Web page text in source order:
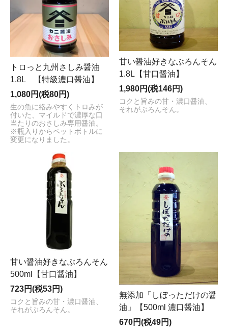
トロっと九州さしみ醤油
1.8L 【特級濃口醤油】
1,080円(税80円)
生の魚に絡みやすくトロみが
付いた、マイルドで濃厚な口
当たりのおさしみ専用醤油。
※瓶入りからペットボトルに
変更になりました。
甘い醤油好きなぶろんそん
1.8L【甘口醤油】
1,980円(税146円)
コクと旨みの甘・濃口醤油、
それがぶろんそん。
甘い醤油好きなぶろんそん
500ml【甘口醤油】
723円(税53円)
コクと旨みの甘・濃口醤油、
それがぶろんそん。
無添加「しぼっただけの醤
油」【500ml 濃口醤油】
670円(税49円)